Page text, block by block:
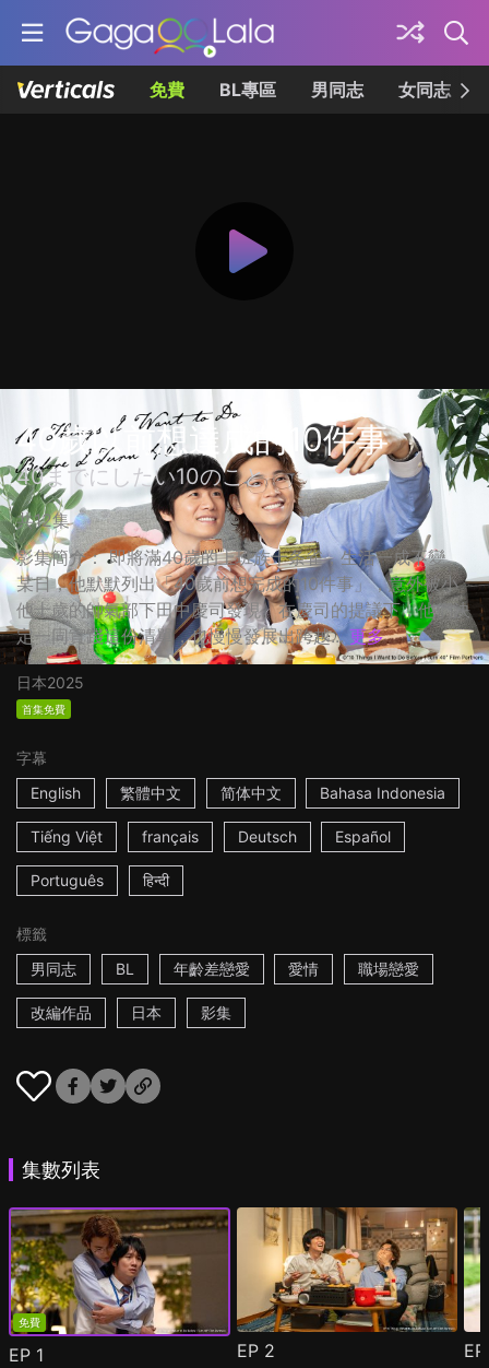
免費 BL專區 男同志 女同志
40歲以前想達成的10件事
40までにしたい10のこと
共12集
影集簡介： 即將滿40歲的上班族十条雀，生活一成不變。
某日，他默默列出「40歲前想完成的10件事」，意外被小
他十歲的帥氣部下田中慶司發現。在慶司的提議下，他們決
定一同實踐這份清單，也慢慢發展出跨越... 更多
日本2025
首集免費
字幕
English
繁體中文 简体中文 Bahasa Indonesia
Tiếng Việt français Deutsch Español
Português हिन्दी
標籤
男同志
BL 年齡差戀愛 愛情 職場戀愛
改編作品 日本 影集
集數列表
免費
EP 1 EP 2